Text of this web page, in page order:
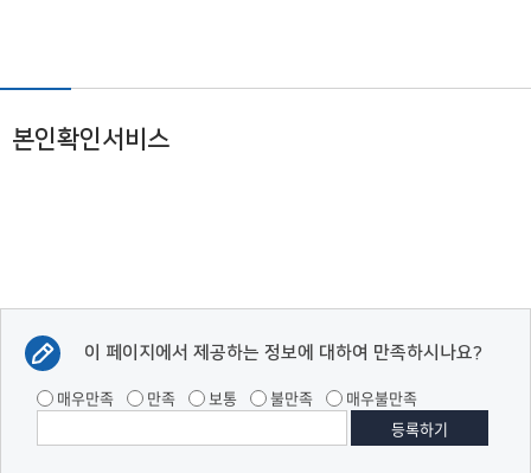
본인확인서비스
이 페이지에서 제공하는 정보에 대하여 만족하시나요?
매우만족 만족 보통 불만족 매우불만족